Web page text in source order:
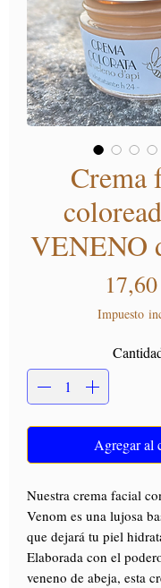
Crema
VENENO
Impuesto
Agregar al
Nuestra crema facial
Venom es una lujosa
que dejará tu piel
Elaborada con el
veneno de abeja, esta